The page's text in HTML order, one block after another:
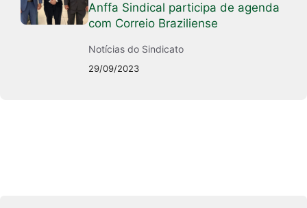
Anffa Sindical participa de agenda
com Correio Braziliense
Notícias do Sindicato
29/09/2023